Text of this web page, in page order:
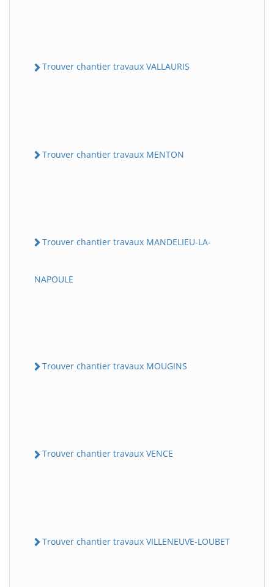
Trouver chantier travaux VALLAURIS
Trouver chantier travaux MENTON
Trouver chantier travaux MANDELIEU-LA-
NAPOULE
Trouver chantier travaux MOUGINS
Trouver chantier travaux VENCE
Trouver chantier travaux VILLENEUVE-LOUBET